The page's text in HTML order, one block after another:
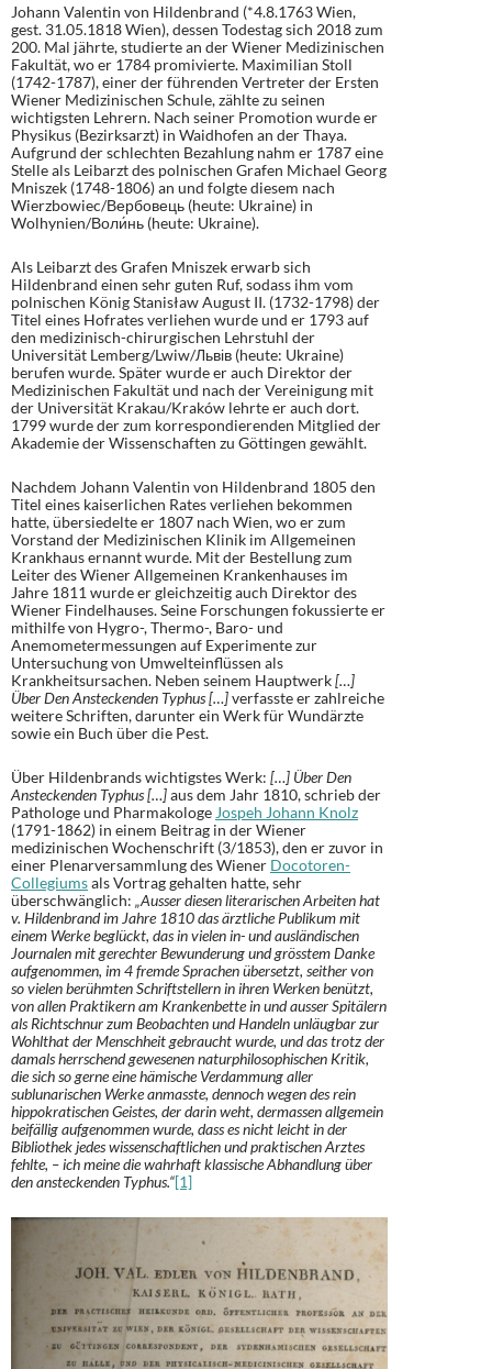
Johann Valentin von Hildenbrand (*4.8.1763 Wien,
gest. 31.05.1818 Wien), dessen Todestag sich 2018 zum
200. Mal jährte, studierte an der Wiener Medizinischen
Fakultät, wo er 1784 promivierte. Maximilian Stoll
(1742-1787), einer der führenden Vertreter der Ersten
Wiener Medizinischen Schule, zählte zu seinen
wichtigsten Lehrern. Nach seiner Promotion wurde er
Physikus (Bezirksarzt) in Waidhofen an der Thaya.
Aufgrund der schlechten Bezahlung nahm er 1787 eine
Stelle als Leibarzt des polnischen Grafen Michael Georg
Mniszek (1748-1806) an und folgte diesem nach
Wierzbowiec/Вербовець (heute: Ukraine) in
Wolhynien/Воли́нь (heute: Ukraine).
Als Leibarzt des Grafen Mniszek erwarb sich
Hildenbrand einen sehr guten Ruf, sodass ihm vom
polnischen König Stanisław August II. (1732-1798) der
Titel eines Hofrates verliehen wurde und er 1793 auf
den medizinisch-chirurgischen Lehrstuhl der
Universität Lemberg/Lwiw/Львів (heute: Ukraine)
berufen wurde. Später wurde er auch Direktor der
Medizinischen Fakultät und nach der Vereinigung mit
der Universität Krakau/Kraków lehrte er auch dort.
1799 wurde der zum korrespondierenden Mitglied der
Akademie der Wissenschaften zu Göttingen gewählt.
Nachdem Johann Valentin von Hildenbrand 1805 den
Titel eines kaiserlichen Rates verliehen bekommen
hatte, übersiedelte er 1807 nach Wien, wo er zum
Vorstand der Medizinischen Klinik im Allgemeinen
Krankhaus ernannt wurde. Mit der Bestellung zum
Leiter des Wiener Allgemeinen Krankenhauses im
Jahre 1811 wurde er gleichzeitig auch Direktor des
Wiener Findelhauses. Seine Forschungen fokussierte er
mithilfe von Hygro-, Thermo-, Baro- und
Anemometermessungen auf Experimente zur
Untersuchung von Umwelteinflüssen als
Krankheitsursachen. Neben seinem Hauptwerk[…]
Über Den Ansteckenden Typhus […]verfasste er zahlreiche
weitere Schriften, darunter ein Werk für Wundärzte
sowie ein Buch über die Pest.
Über Hildenbrands wichtigstes Werk: […] Über Den
Ansteckenden Typhus […]aus dem Jahr 1810, schrieb der
Pathologe und Pharmakologe Jospeh Johann Knolz
(1791-1862) in einem Beitrag in der Wiener
medizinischen Wochenschrift (3/1853), den er zuvor in
einer Plenarversammlung des Wiener Docotoren-
Collegiumsals Vortrag gehalten hatte, sehr
überschwänglich: „Ausser diesen literarischen Arbeiten hat
v. Hildenbrand im Jahre 1810 das ärztliche Publikum mit
einem Werke beglückt, das in vielen in- und ausländischen
Journalen mit gerechter Bewunderung und grösstem Danke
aufgenommen, im 4 fremde Sprachen übersetzt, seither von
so vielen berühmten Schriftstellern in ihren Werken benützt,
von allen Praktikern am Krankenbette in und ausser Spitälern
als Richtschnur zum Beobachten und Handeln unläugbar zur
Wohlthat der Menschheit gebraucht wurde, und das trotz der
damals herrschend gewesenen naturphilosophischen Kritik,
die sich so gerne eine hämische Verdammung aller
sublunarischen Werke anmasste, dennoch wegen des rein
hippokratischen Geistes, der darin weht, dermassen allgemein
beifällig aufgenommen wurde, dass es nicht leicht in der
Bibliothek jedes wissenschaftlichen und praktischen Arztes
fehlte, – ich meine die wahrhaft klassische Abhandlung über
den ansteckenden Typhus.“[1]